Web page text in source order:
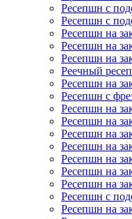
Ресепшн с
Ресепшн с
Ресепшн на
Ресепшн на
Ресепшн на
Реечный
Ресепшн на
Ресепшн с
Ресепшн на
Ресепшн на
Ресепшн на
Ресепшн на
Ресепшн на
Ресепшн на
Ресепшн на
Ресепшн с
Ресепшн на